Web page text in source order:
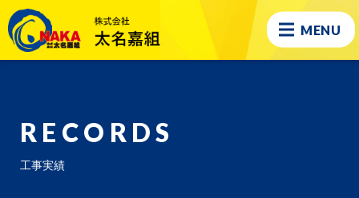
MENU
RECORDS
工事実績